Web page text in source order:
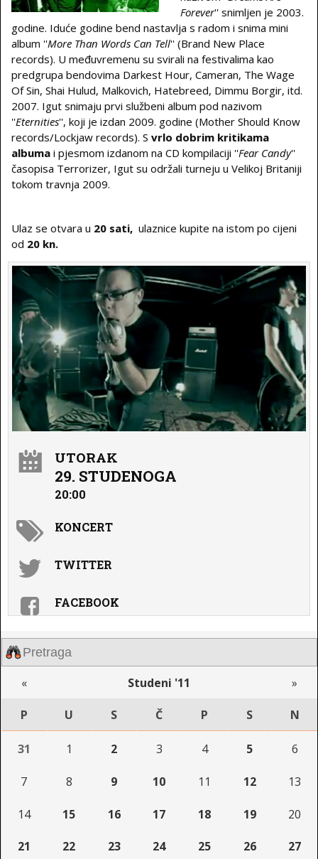
Forever'' snimljen je 2003.
godine. Iduće godine bend nastavlja s radom i snima mini
album ''More Than Words Can Tell'' (Brand New Place
records). U međuvremenu su svirali na festivalima kao
predgrupa bendovima Darkest Hour, Cameran, The Wage
Of Sin, Shai Hulud, Malkovich, Hatebreed, Dimmu Borgir, itd.
2007. Igut snimaju prvi službeni album pod nazivom
''Eternities'', koji je izdan 2009. godine (Mother Should Know
records/Lockjaw records). S vrlo dobrim kritikama
albuma i pjesmom izdanom na CD kompilaciji ''Fear Candy''
časopisa Terrorizer, Igut su održali turneju u Velikoj Britaniji
tokom travnja 2009.
Ulaz se otvara u 20 sati, ulaznice kupite na istom po cijeni
od 20 kn.
UTORAK
29. STUDENOGA
20:00
KONCERT
TWITTER
FACEBOOK
« Studeni '11 »
P U S Č P S N
31 1 2 3 4 5 6
7 8 9 10 11 12 13
14 15 16 17 18 19 20
21 22 23 24 25 26 27